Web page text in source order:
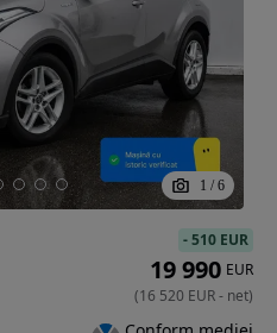
1 / 6
-510 EUR
19 990 EUR
(16 520 EUR- net)